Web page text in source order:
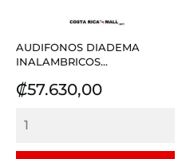
AUDIFONOS DIADEMA
INALAMBRICOS...
Precio
₡57.630,00